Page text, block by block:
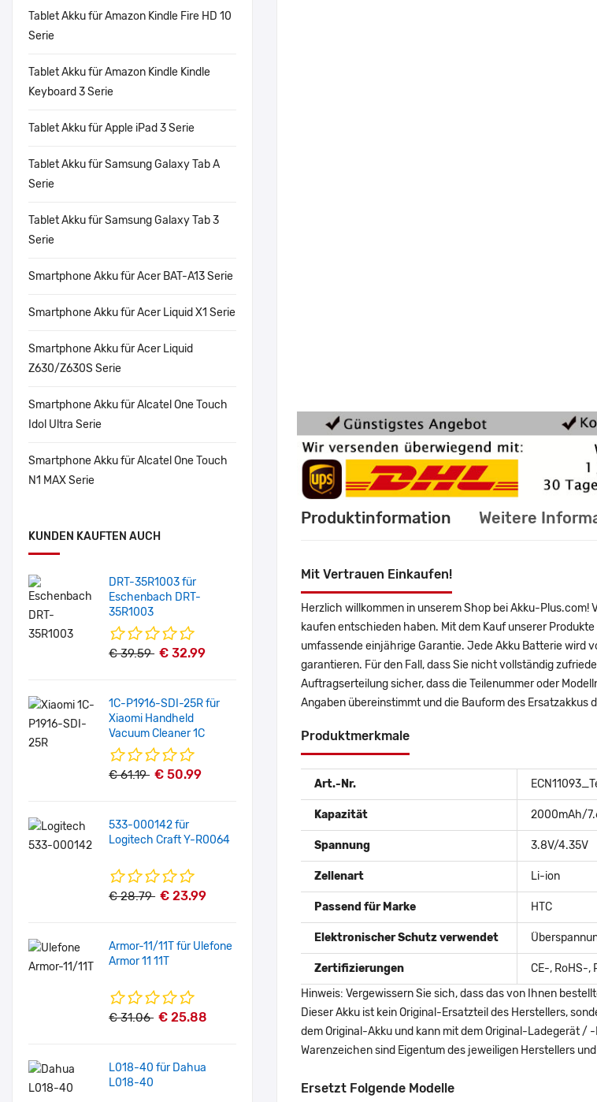
Tablet Akku für Amazon Kindle Fire HD 10
Serie
Tablet Akku für Amazon Kindle Kindle
Keyboard 3 Serie
Tablet Akku für Apple iPad 3 Serie
Tablet Akku für Samsung Galaxy Tab A
Serie
Tablet Akku für Samsung Galaxy Tab 3
Serie
Smartphone Akku für Acer BAT-A13 Serie
Smartphone Akku für Acer Liquid X1 Serie
Smartphone Akku für Acer Liquid
Z630/Z630S Serie
Smartphone Akku für Alcatel One Touch
Idol Ultra Serie
Smartphone Akku für Alcatel One Touch
N1 MAX Serie
KUNDEN KAUFTEN AUCH
DRT-35R1003 für
Eschenbach DRT-
35R1003
€ 39.59 € 32.99
1C-P1916-SDI-25R für
Xiaomi Handheld
Vacuum Cleaner 1C
€ 61.19 € 50.99
533-000142 für
Logitech Craft Y-R0064
€ 28.79 € 23.99
Armor-11/11T für Ulefone
Armor 11 11T
€ 31.06 € 25.88
L018-40 für Dahua
L018-40
Produktinformation Weitere
Mit Vertrauen Einkaufen!
Herzlich willkommen in unserem Shop bei Akku-Plus.com!
kaufen entschieden haben. Mit dem Kauf unserer
umfassende einjährige Garantie. Jede Akku Batterie wird
garantieren. Für den Fall, dass Sie nicht vollständig
Auftragserteilung sicher, dass die Teilenummer oder
Angaben übereinstimmt und die Bauform des Ersatzakkus
Produktmerkmale
Art.-Nr.
Kapazität 2000mAh/
Spannung 3.8V/4.35V
Zellenart Li-ion
Passend für Marke HTC
Elektronischer Schutz verwendet
Zertifizierungen
CE-, RoHS-,
Hinweis: Vergewissern Sie sich, dass das von Ihnen
Dieser Akku ist kein Original-Ersatzteil des Herstellers,
dem Original-Akku und kann mit dem Original-Ladegerät
Warenzeichen sind Eigentum des jeweiligen Herstellers
Ersetzt Folgende Modelle